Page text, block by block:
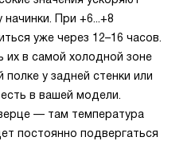
При +6...+8
уже через 12–16 часов.
в самой холодной зоне
у задней стенки или
в вашей модели.
— там температура
постоянно подвергаться